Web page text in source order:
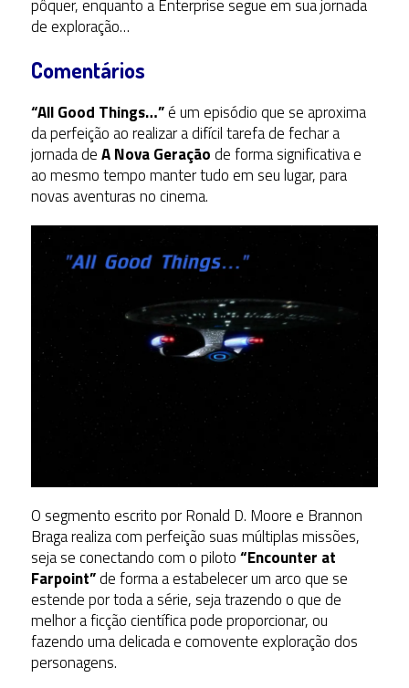
pôquer, enquanto a Enterprise segue em sua jornada
de exploração…
Comentários
“All Good Things…”é um episódio que se aproxima
da perfeição ao realizar a difícil tarefa de fechar a
jornada deA Nova Geraçãode forma significativa e
ao mesmo tempo manter tudo em seu lugar, para
novas aventuras no cinema.
O segmento escrito por Ronald D. Moore e Brannon
Braga realiza com perfeição suas múltiplas missões,
seja se conectando com o piloto“Encounter at
Farpoint”de forma a estabelecer um arco que se
estende por toda a série, seja trazendo o que de
melhor a ficção científica pode proporcionar, ou
fazendo uma delicada e comovente exploração dos
personagens.